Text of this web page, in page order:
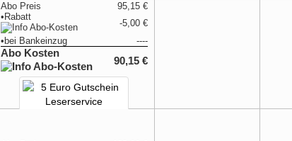
Abo Preis
95,15 €
•Rabatt
-5,00 €
• bei Bankeinzug ----
Abo Kosten
90,15 €